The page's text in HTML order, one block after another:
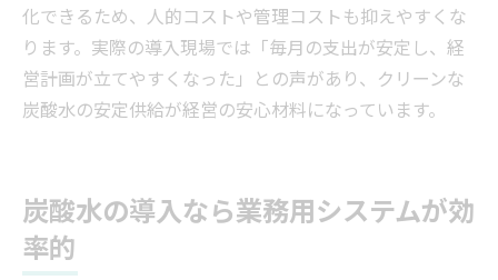
化できるため、人的コストや管理コストも抑えやすくな
ります。実際の導入現場では「毎月の支出が安定し、経
営計画が立てやすくなった」との声があり、クリーンな
炭酸水の安定供給が経営の安心材料になっています。
炭酸水の導入なら業務用システムが効
率的